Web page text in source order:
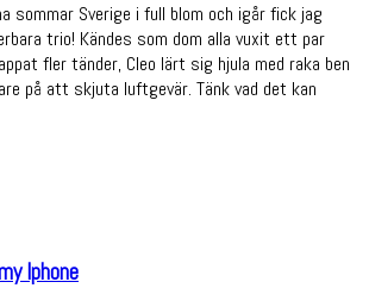
sommar Sverige i full blom och igår fick jag
trio! Kändes som dom alla vuxit ett par
fler tänder, Cleo lärt sig hjula med raka ben
på att skjuta luftgevär. Tänk vad det kan
Iphone